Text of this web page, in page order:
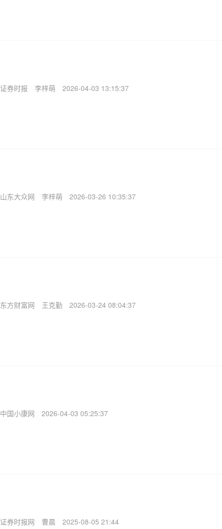
证券时报 李梓萌 2026-04-03 13:15:37
山东大众网 李梓萌 2026-03-26 10:35:37
东方财富网 王克勤 2026-03-24 08:04:37
中国小康网 2026-04-03 05:25:37
证券时报网 曹晨 2025-08-05 21:44